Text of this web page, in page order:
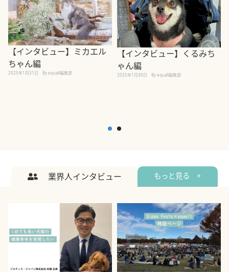
【インタビュー】ミカエル
ちゃん編
2025年1月31日 By equall編集部
【インタビュー】くるみち
ゃん編
2025年1月30日 By equall編集部
業界人インタビュー もっと見る +